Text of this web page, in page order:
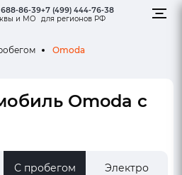
688-86-39
и МО
+7 (499) 444-76-38
для регионов РФ
Omoda
Omoda с
С пробегом Электро